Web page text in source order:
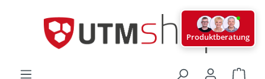
Produktberatung